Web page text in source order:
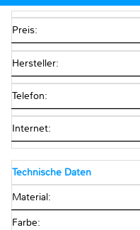
Preis:
Hersteller:
Telefon:
Internet:
Technische Daten
Material:
Farbe: